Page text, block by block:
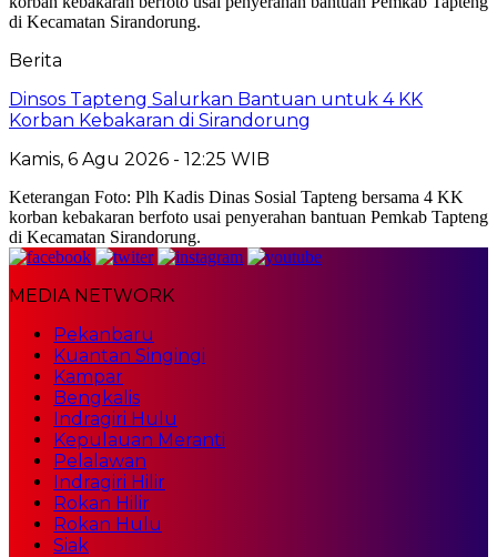
Berita
Dinsos Tapteng Salurkan Bantuan untuk 4 KK
Korban Kebakaran di Sirandorung
Kamis, 6 Agu 2026 - 12:25 WIB
Keterangan Foto: Plh Kadis Dinas Sosial Tapteng bersama 4 KK
korban kebakaran berfoto usai penyerahan bantuan Pemkab Tapteng
di Kecamatan Sirandorung.
MEDIA NETWORK
Pekanbaru
Kuantan Singingi
Kampar
Bengkalis
Indragiri Hulu
Kepulauan Meranti
Pelalawan
Indragiri Hilir
Rokan Hilir
Rokan Hulu
Siak